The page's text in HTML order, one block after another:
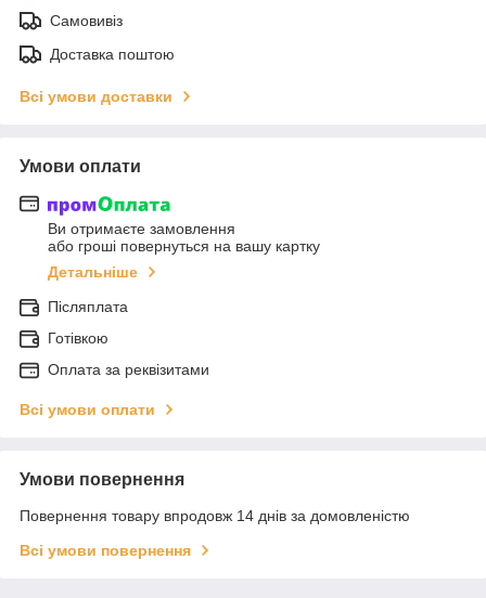
Самовивіз
Доставка поштою
Всі умови доставки
Умови оплати
Ви отримаєте замовлення
або гроші повернуться на вашу картку
Детальніше
Післяплата
Готівкою
Оплата за реквізитами
Всі умови оплати
Умови повернення
Повернення товару впродовж 14 днів за домовленістю
Всі умови повернення